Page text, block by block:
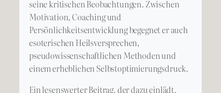
seine kritischen Beobachtungen. Zwischen
Motivation, Coaching und
Persönlichkeitsentwicklung begegnet er auch
esoterischen Heilsversprechen,
pseudowissenschaftlichen Methoden und
einem erheblichen Selbstoptimierungsdruck.
Ein lesenswerter Beitrag, der dazu einlädt,